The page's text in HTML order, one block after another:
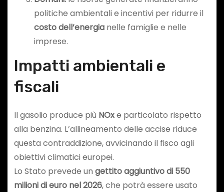
politiche ambientali e incentivi per ridurre il
costo dell’energianelle famiglie e nelle
imprese.
Impatti ambientali e
fiscali
Il gasolio produce più NOxe particolato rispetto
alla benzina. L’allineamento delle accise riduce
questa contraddizione, avvicinando il fisco agli
obiettivi climatici europei.
Lo Stato prevede un gettito aggiuntivo di 550
milioni di euro nel 2026, che potrà essere usato